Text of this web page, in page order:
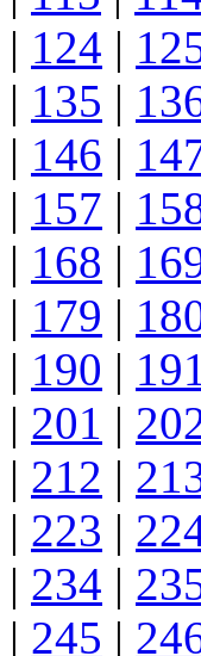
| 124 |
| 135 |
| 146 |
| 157 |
| 168 |
| 179 |
| 190 | 191
| 201 |
| 212 |
| 223 |
| 234 |
| 245 |